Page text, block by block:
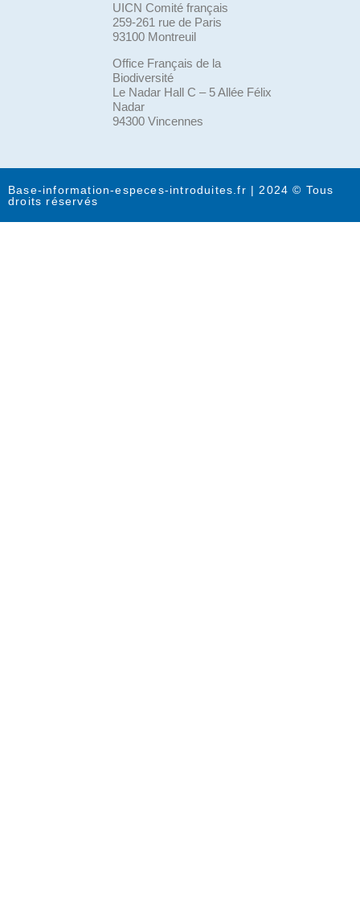
UICN Comité français
259-261 rue de Paris
93100 Montreuil
Office Français de la
Biodiversité
Le Nadar Hall C – 5 Allée Félix
Nadar
94300 Vincennes
Base-information-especes-introduites.fr | 2024 © Tous
droits réservés